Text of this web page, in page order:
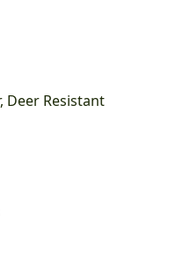
Deer Resistant